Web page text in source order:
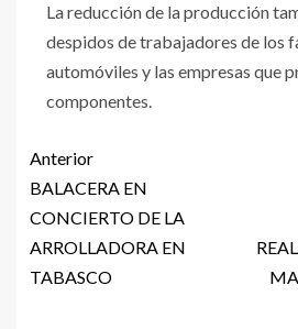
La reducción de la producción
despidos de trabajadores de los
automóviles y las empresas que
componentes.
Anterior
BALACERA EN
CONCIERTO DE LA
ARROLLADORA EN
TABASCO